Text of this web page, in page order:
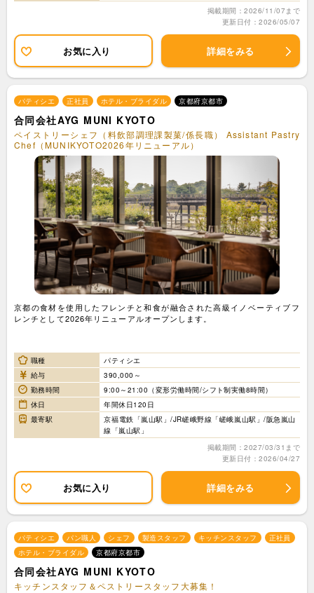
掲載期間：2026/11/07まで
更新日付：2026/05/07
お気に入り 詳細をみる
パティシエ 正社員 ホテル・ブライダル 京都府京都市
合同会社AYG MUNI KYOTO
ペイストリーシェフ（料飲部調理課製菓/係長職） Assistant Pastry
Chef（MUNIKYOTO2026年リニューアル）
京都の食材を使用したフレンチと和食が融合された高級イノベーティブフ
レンチとして2026年リニューアルオープンします。
職種
パティシエ
給与
390,000～
勤務時間
9:00～21:00（変形労働時間/シフト制実働8時間）
休日
年間休日120日
最寄駅
京福電鉄「嵐山駅」/JR嵯峨野線「嵯峨嵐山駅」/阪急嵐山
線「嵐山駅」
掲載期間：2027/03/31まで
更新日付：2026/04/27
お気に入り 詳細をみる
パティシエ パン職人 シェフ 製造スタッフ キッチンスタッフ
正社員
ホテル・ブライダル
京都府京都市
合同会社AYG MUNI KYOTO
キッチンスタッフ＆ペストリースタッフ大募集！